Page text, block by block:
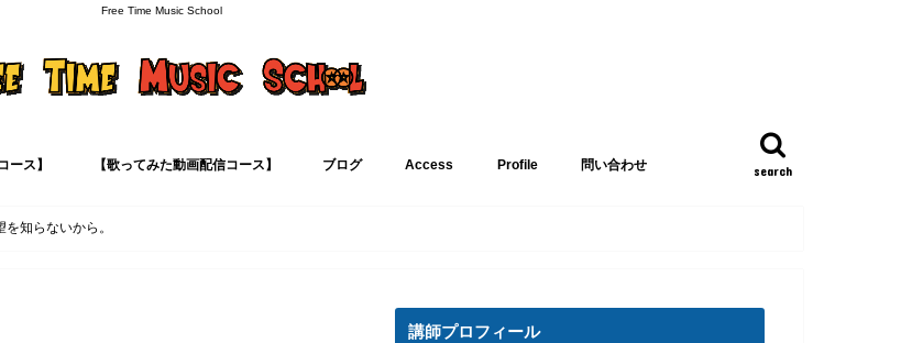
Free Time Music School
search
ース】 【歌ってみた動画配信コース】 ブログ Access Profile 問い合わせ
知らないから。
講師プロフィール